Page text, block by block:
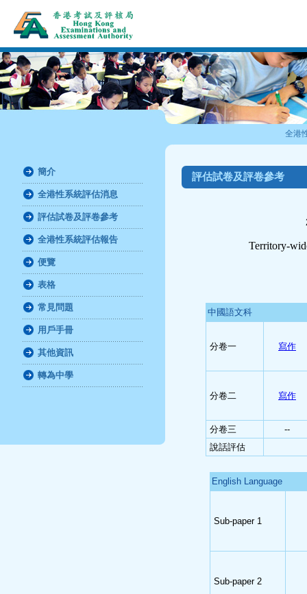
全港
簡介
全港性系統評估消息
評估試卷及評卷參考
全港性系統評估報告
便覽
表格
常見問題
用戶手冊
其他資訊
轉為中學
評估試卷及評卷參考
Territory-
中國語文科
分卷一 寫作
分卷二 寫作
分卷三
--
說話評估
English Language
Sub-paper 1
Sub-paper 2